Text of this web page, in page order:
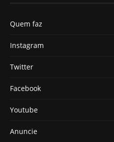
Quem faz
Instagram
Twitter
Facebook
Youtube
Anuncie